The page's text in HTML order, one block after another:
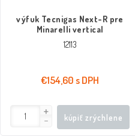
výfuk Tecnigas Next-R pre
Minarelli vertical
12113
€154,60 s DPH
kúpiť zrýchlene